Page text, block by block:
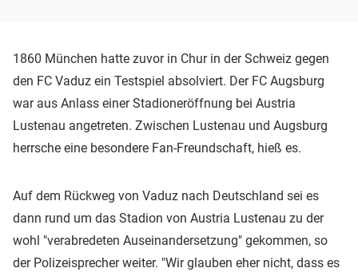
1860 München hatte zuvor in Chur in der Schweiz gegen
den FC Vaduz ein Testspiel absolviert. Der FC Augsburg
war aus Anlass einer Stadioneröffnung bei Austria
Lustenau angetreten. Zwischen Lustenau und Augsburg
herrsche eine besondere Fan-Freundschaft, hieß es.
Auf dem Rückweg von Vaduz nach Deutschland sei es
dann rund um das Stadion von Austria Lustenau zu der
wohl "verabredeten Auseinandersetzung" gekommen, so
der Polizeisprecher weiter. "Wir glauben eher nicht, dass es